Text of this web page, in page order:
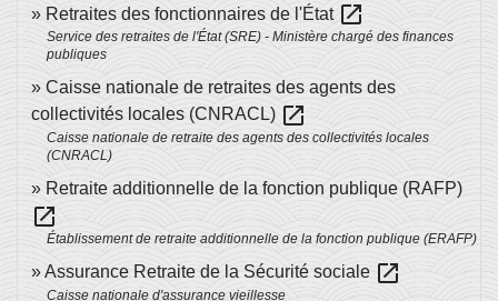
Retraites des fonctionnaires de l'État open_in_new
Service des retraites de l'État (SRE) - Ministère chargé des finances
publiques
Caisse nationale de retraites des agents des
collectivités locales (CNRACL) open_in_new
Caisse nationale de retraite des agents des collectivités locales
(CNRACL)
Retraite additionnelle de la fonction publique (RAFP)
open_in_new
Établissement de retraite additionnelle de la fonction publique (ERAFP)
Assurance Retraite de la Sécurité sociale open_in_new
Caisse nationale d'assurance vieillesse